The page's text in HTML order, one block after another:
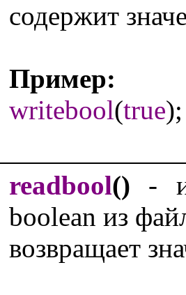
содержит
Пример:
writebool(true);
readbool() -
boolean из
возвращает